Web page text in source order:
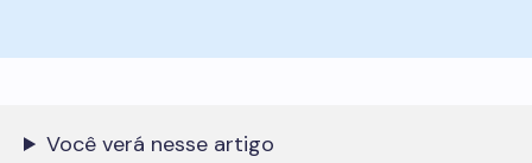
Você verá nesse artigo